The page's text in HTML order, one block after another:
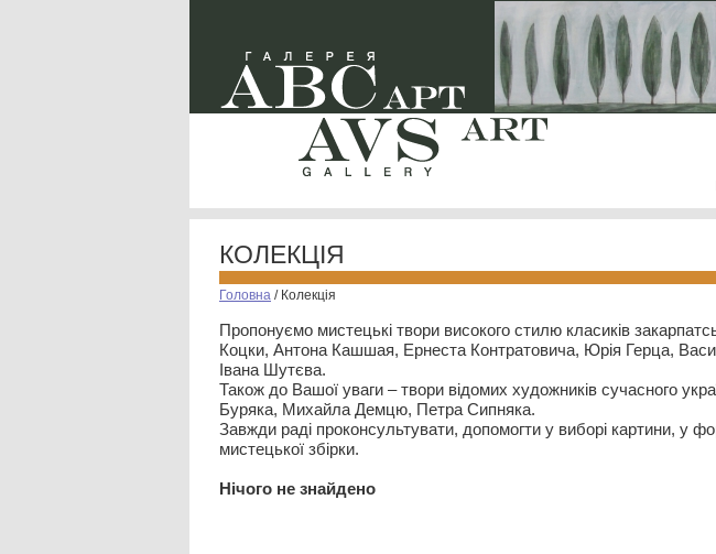
КОЛЕКЦІЯ
Головна / Колекція
Пропонуємо мистецькі твори високого стилю класиків
Коцки, Антона Кашшая, Ернеста Контратовича, Юрія Герца,
Івана Шутєва.
Також до Вашої уваги – твори відомих художників сучасного
Буряка, Михайла Демцю, Петра Сипняка.
Завжди раді проконсультувати, допомогти у виборі картини, у
мистецької збірки.
Нiчого не знайдено